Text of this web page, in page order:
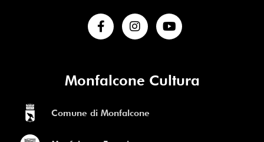
Monfalcone Cultura
Comune di Monfalcone